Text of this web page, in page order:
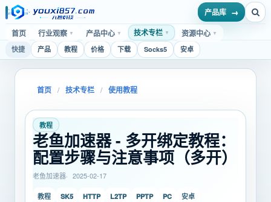
首页 行业观察 ▼ 产品中心 ▼ 技术专栏 ▼ 资源中心 ▼
产品库
快捷 产品 教程 价格 下载 Socks5 安卓
首页 / 技术专栏 / 使用教程
教程
老鱼加速器 - 多开绑定教程：
配置步骤与注意事项（多开）
老鱼加速器 2025-02-17
教程 SK5 HTTP L2TP PPTP PC 安卓